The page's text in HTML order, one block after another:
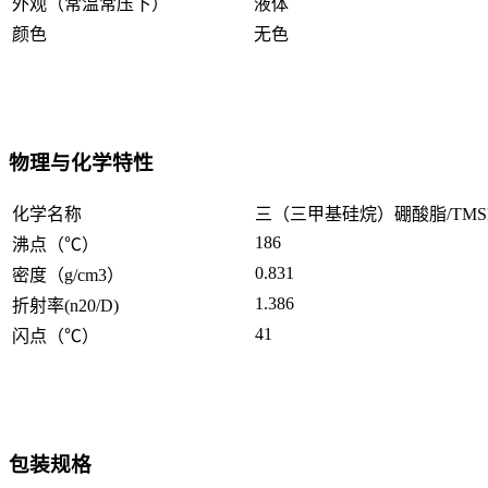
颜色
无色
物理与化学特性
化学名称
三（三甲基硅烷）硼酸脂/
沸点（℃）
186
密度（g/cm3）
0.831
折射率(n20/D)
1.386
闪点（℃）
41
包装规格